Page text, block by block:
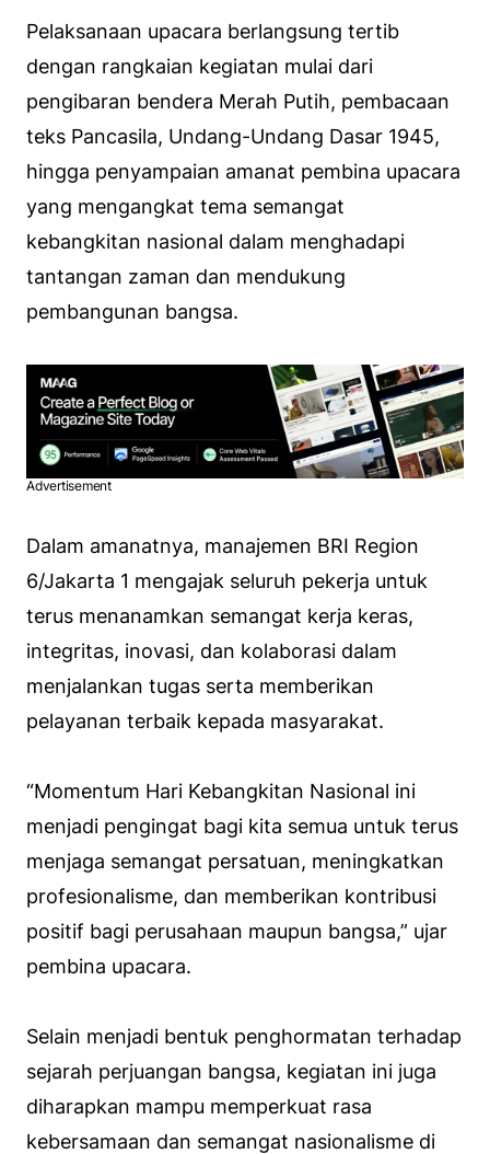
Pelaksanaan upacara berlangsung tertib
dengan rangkaian kegiatan mulai dari
pengibaran bendera Merah Putih, pembacaan
teks Pancasila, Undang-Undang Dasar 1945,
hingga penyampaian amanat pembina upacara
yang mengangkat tema semangat
kebangkitan nasional dalam menghadapi
tantangan zaman dan mendukung
pembangunan bangsa.
Advertisement
Dalam amanatnya, manajemen BRI Region
6/Jakarta 1 mengajak seluruh pekerja untuk
terus menanamkan semangat kerja keras,
integritas, inovasi, dan kolaborasi dalam
menjalankan tugas serta memberikan
pelayanan terbaik kepada masyarakat.
“Momentum Hari Kebangkitan Nasional ini
menjadi pengingat bagi kita semua untuk terus
menjaga semangat persatuan, meningkatkan
profesionalisme, dan memberikan kontribusi
positif bagi perusahaan maupun bangsa,” ujar
pembina upacara.
Selain menjadi bentuk penghormatan terhadap
sejarah perjuangan bangsa, kegiatan ini juga
diharapkan mampu memperkuat rasa
kebersamaan dan semangat nasionalisme di